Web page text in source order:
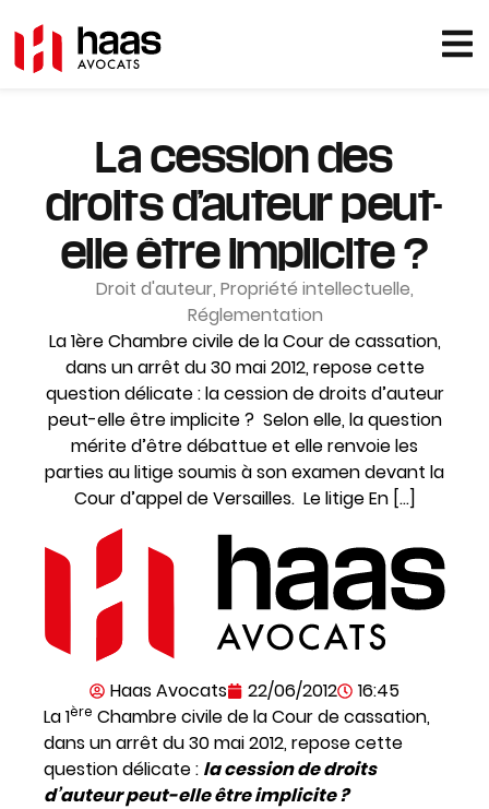
La cession des
droits d’auteur peut-
elle être implicite ?
Droit d'auteur, Propriété intellectuelle,
Réglementation
La 1ère Chambre civile de la Cour de cassation,
dans un arrêt du 30 mai 2012, repose cette
question délicate : la cession de droits d’auteur
peut-elle être implicite ? Selon elle, la question
mérite d’être débattue et elle renvoie les
parties au litige soumis à son examen devant la
Cour d’appel de Versailles. Le litige En […]
Haas Avocats 22/06/2012
16:45
La 1ère Chambre civile de la Cour de cassation,
dans un arrêt du 30 mai 2012, repose cette
question délicate : la cession de droits
d’auteur peut-elle être implicite ?